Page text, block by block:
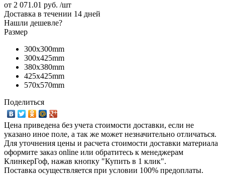
от 2 071.01 руб. /шт
Доставка в течении 14 дней
Нашли дешевле?
Размер
300x300mm
300x425mm
380x380mm
425x425mm
570x570mm
Поделиться
Цена приведена без учета стоимости доставки, если не
указано иное поле, а так же может незначительно отличаться.
Для уточнения цены и расчета стоимости доставки материала
оформите заказ online или обратитесь к менеджерам
КлинкерГоф, нажав кнопку "Купить в 1 клик".
Поставка осуществляется при условии 100% предоплаты.